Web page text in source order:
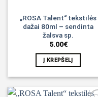
„ROSA Talent“ tekstilės
dažai 80ml – sendinta
žalsva sp.
5.00€
Į KREPŠELĮ